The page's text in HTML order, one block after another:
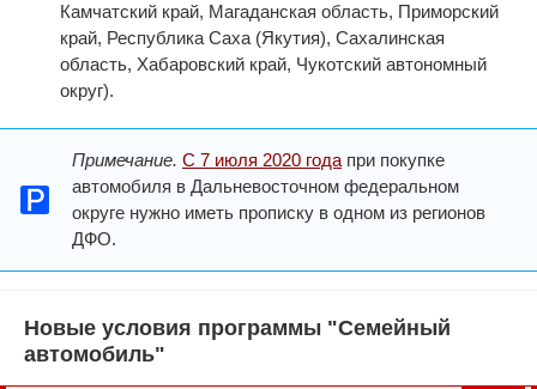
Камчатский край, Магаданская область, Приморский
край, Республика Саха (Якутия), Сахалинская
область, Хабаровский край, Чукотский автономный
округ).
Примечание. С 7 июля 2020 года при покупке
автомобиля в Дальневосточном федеральном
округе нужно иметь прописку в одном из регионов
ДФО.
Новые условия программы "Семейный
автомобиль"